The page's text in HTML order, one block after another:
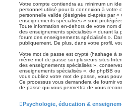
Votre compte contiendra au minimum un
personnel utilisé pour la connexion à votre
personnelle valide (désignée ci-après par
enseignements spécialisés » sont
Toute information en-dehors de votre nom
des enseignements spécialisés » durant la
forum des enseignements spécialisés ».
publiquement. De plus, dans votre profil,
Votre mot de passe est crypté (hashage à
même mot de passe sur plusieurs sites
des enseignements spécialisés »,
enseignements spécialisés », de phpBB
vous oubliez votre mot de passe, vous
Ce processus vous demandera de fournir
de passe qui vous permettra de vous
Psychologie, éducation &